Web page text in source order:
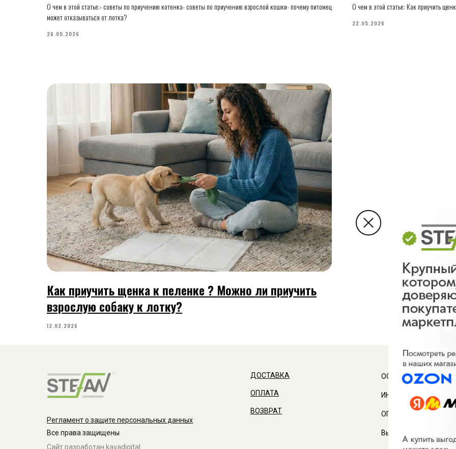
О чем в этой статье:- советы по приучению котенка- советы по приучению взрослой кошки- почему питомец
может отказываться от лотка?
26.05.2026
О чем в этой статье: Как приучить
22.05.2026
Как приучить щенка к пеленке ? Можно ли приучить
взрослую собаку к лотку?
12.02.2026
Все права защищены
Регламент о защите персональных данных
Сайт разработан kavadigital
ООО "АСТАЛ-АГРО"
ИНН 3460056791
ДОСТАВКА
ОПЛАТА
ВОЗВРАТ ОГРН 1153443005836
Выходные: Суббота и